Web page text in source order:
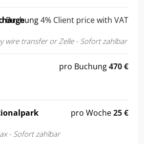
wire transfer or Zelle - Sofort zahlbar
Buchung4% Client price with VAT
pro Buchung470 €
- Sofort zahlbar
pro Woche25 €